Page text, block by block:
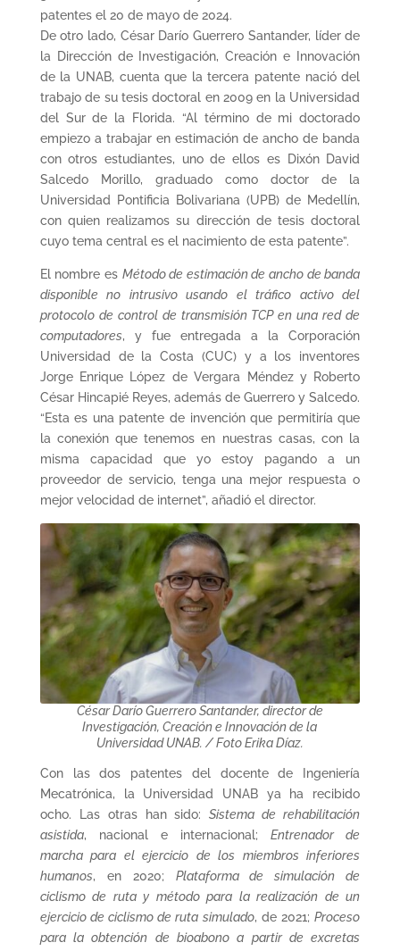
patentes el 20 de mayo de 2024.
De otro lado, César Darío Guerrero Santander, líder de
la Dirección de Investigación, Creación e Innovación
de la UNAB, cuenta que la tercera patente nació del
trabajo de su tesis doctoral en 2009 en la Universidad
del Sur de la Florida. “Al término de mi doctorado
empiezo a trabajar en estimación de ancho de banda
con otros estudiantes, uno de ellos es Dixón David
Salcedo Morillo, graduado como doctor de la
Universidad Pontificia Bolivariana (UPB) de Medellín,
con quien realizamos su dirección de tesis doctoral
cuyo tema central es el nacimiento de esta patente”.
El nombre es Método de estimación de ancho de banda
disponible no intrusivo usando el tráfico activo del
protocolo de control de transmisión TCP en una red de
computadores, y fue entregada a la Corporación
Universidad de la Costa (CUC) y a los inventores
Jorge Enrique López de Vergara Méndez y Roberto
César Hincapié Reyes, además de Guerrero y Salcedo.
“Esta es una patente de invención que permitiría que
la conexión que tenemos en nuestras casas, con la
misma capacidad que yo estoy pagando a un
proveedor de servicio, tenga una mejor respuesta o
mejor velocidad de internet”, añadió el director.
César Darío Guerrero Santander, director de
Investigación, Creación e Innovación de la
Universidad UNAB. / Foto Erika Díaz.
Con las dos patentes del docente de Ingeniería
Mecatrónica, la Universidad UNAB ya ha recibido
ocho. Las otras han sido:Sistema de rehabilitación
asistida, nacional e internacional;Entrenador de
marcha para el ejercicio de los miembros inferiores
humanos, en 2020; Plataforma de simulación de
ciclismo de ruta y método para la realización de un
ejercicio de ciclismo de ruta simulado, de 2021;Proceso
para la obtención de bioabono a partir de excretas